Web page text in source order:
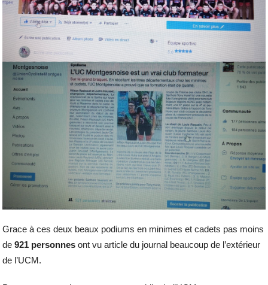
Grace à ces deux beaux podiums en minimes et cadets pas moins
de921 personnes ont vu article du journal beaucoup de l’extérieur
de l’UCM.